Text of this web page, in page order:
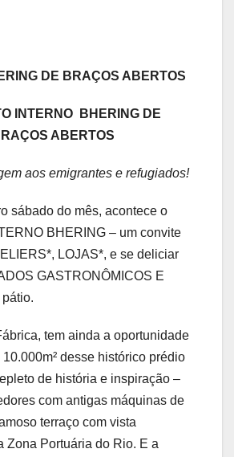
DE BRAÇOS ABERTOS
INTERNO BHERING DE
ABERTOS
aos emigrantes e refugiados!
sábado do mês, acontece o
BHERING – um convite
LOJAS*, e se deliciar
GASTRONÔMICOS E
tem ainda a oportunidade
desse histórico prédio
de história e inspiração –
com antigas máquinas de
terraço com vista
Zona Portuária do Rio. E a